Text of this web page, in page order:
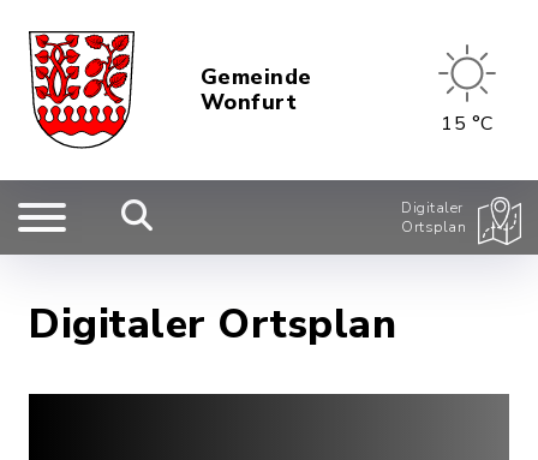
Gemeinde
Wonfurt
15 °C
Digitaler
Ortsplan
Digitaler Ortsplan